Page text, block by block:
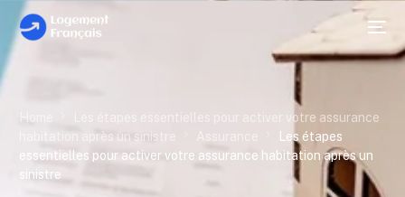
Les étapes essentielles pour activer votre assurance
habitation après un sinistre
Les étapes
essentielles pour activer votre assurance habitation après un
sinistre